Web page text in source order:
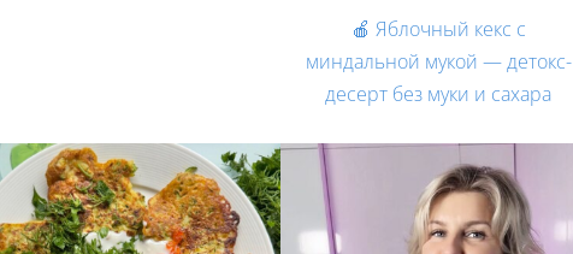
🍎 Яблочный кекс с
миндальной мукой — детокс-
десерт без муки и сахара